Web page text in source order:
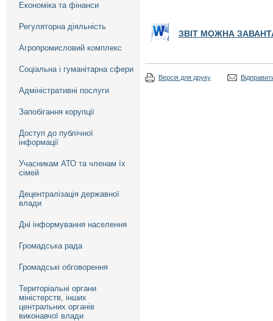
Економіка та фінанси
Регуляторна діяльність
Агропромисловий комплекс
Соціальна і гуманітарна сфери
Адміністративні послуги
Запобігання корупції
Доступ до публічної
інформації
Учасникам АТО та членам їх
сімей
Децентралізація державної
влади
Дні інформування населення
Громадська рада
Громадські обговорення
Територіальні органи
міністерств, інших
центральних органів
виконавчої влади
ЗВІТ МОЖНА
Версія для друку